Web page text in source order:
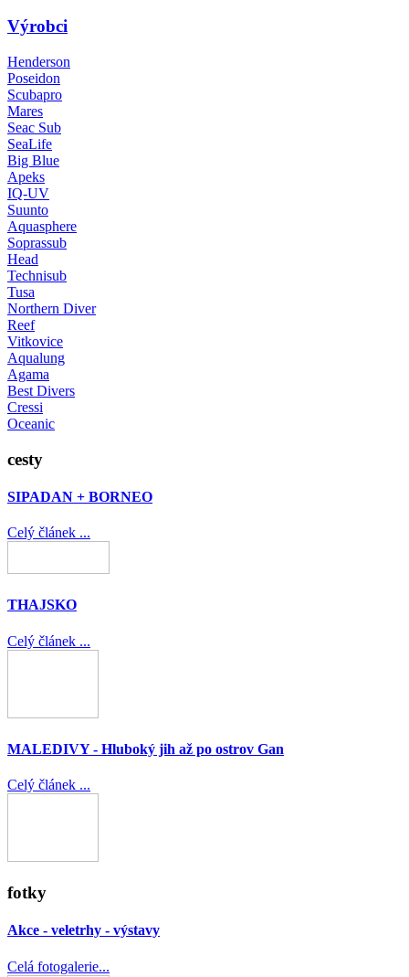
Výrobci
Henderson
Poseidon
Scubapro
Mares
Seac Sub
SeaLife
Big Blue
Apeks
IQ-UV
Suunto
Aquasphere
Soprassub
Head
Technisub
Tusa
Northern Diver
Reef
Vitkovice
Aqualung
Agama
Best Divers
Cressi
Oceanic
cesty
SIPADAN + BORNEO
Celý článek ...
THAJSKO
Celý článek ...
MALEDIVY - Hluboký jih až po ostrov Gan
Celý článek ...
fotky
Akce - veletrhy - výstavy
Celá fotogalerie...